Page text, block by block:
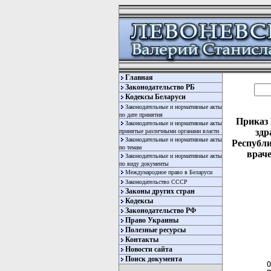
Главная
Законодательство РБ
Кодексы Беларуси
Законодательные и нормативные акты
по дате принятия
Законодательные и нормативные акты
принятые различными органами власти
Законодательные и нормативные акты
по темам
Законодательные и нормативные акты
по виду документы
Международное право в Беларуси
Законодательство СССР
Законы других стран
Кодексы
Законодательство РФ
Право Украины
Полезные ресурсы
Контакты
Новости сайта
Поиск документа
Приказ
ПРИКАЗ МИНИСТЕРСТВА СПОРТА И ТУРИЗМА РЕСПУБЛИКИ БЕЛАРУСЬ,
         МИНИСТЕРСТВА ЗДРАВООХРАНЕНИЯ РЕСПУБЛИКИ БЕЛАРУСЬ И
            МИНИСТЕРСТВА ОБРАЗОВАНИЯ РЕСПУБЛИКИ БЕЛАРУСЬ
                  3 августа 1998 г. № 1136/219/482

 О СОВЕРШЕНСТВОВАНИИ ВРАЧЕБНОГО КОНТРОЛЯ ЗА